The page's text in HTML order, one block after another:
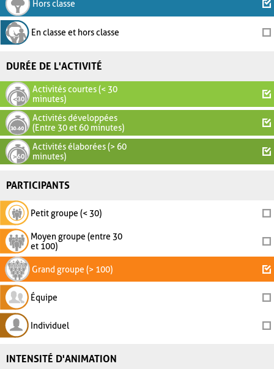
Hors classe
En classe et hors classe
DURÉE DE L'ACTIVITÉ
Activités courtes (< 30
minutes)
Activités développées
(Entre 30 et 60 minutes)
Activités élaborées (> 60
minutes)
PARTICIPANTS
Petit groupe (< 30)
Moyen groupe (entre 30
et 100)
Grand groupe (> 100)
Équipe
Individuel
INTENSITÉ D'ANIMATION